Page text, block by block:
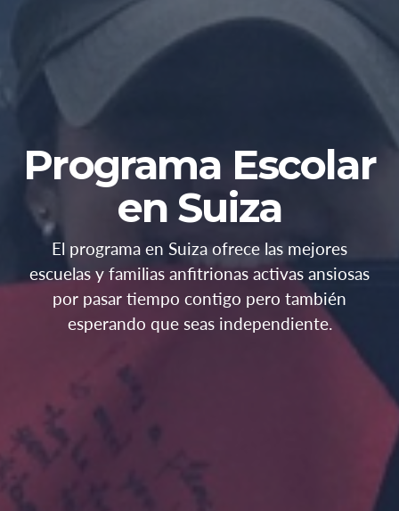
Programa Escolar
en Suiza
El programa en Suiza ofrece las mejores
escuelas y familias anfitrionas activas ansiosas
por pasar tiempo contigo pero también
esperando que seas independiente.